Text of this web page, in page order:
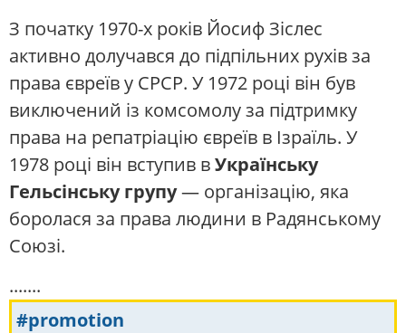
З початку 1970-х років Йосиф Зіслес
активно долучався до підпільних рухів за
права євреїв у СРСР. У 1972 році він був
виключений із комсомолу за підтримку
права на репатріацію євреїв в Ізраїль. У
1978 році він вступив вУкраїнську
Гельсінську групу— організацію, яка
боролася за права людини в Радянському
Союзі.
.......
#promotion